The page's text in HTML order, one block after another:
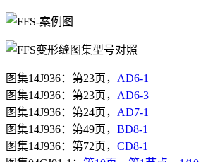
图集14J936：第23页， AD6-1
图集14J936：第23页， AD6-3
图集14J936：第24页， AD7-1
图集14J936：第49页， BD8-1
图集14J936：第72页， CD8-1